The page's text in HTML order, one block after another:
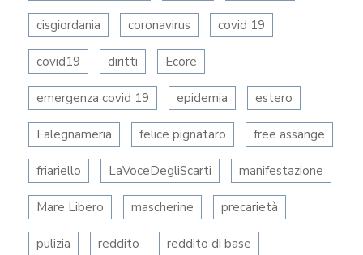
cisgiordania coronavirus covid 19
covid19 diritti Ecore
emergenza covid 19 epidemia estero
Falegnameria felice pignataro free assange
friariello LaVoceDegliScarti manifestazione
Mare Libero mascherine precarietà
pulizia reddito reddito di base